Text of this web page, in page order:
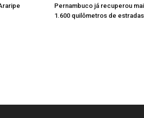
Pernambuco já recuperou
1.600 quilômetros de estradas